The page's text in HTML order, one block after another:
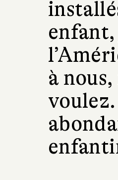
enfant,
à
voulez.